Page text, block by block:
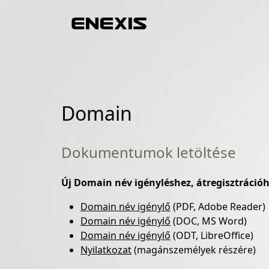
Domain
Dokumentumok letöltése
Új Domain név igényléshez,
Domain név igénylő (PDF, Adobe Reader)
Domain név igénylő (DOC, MS Word)
Domain név igénylő (ODT, LibreOffice)
Nyilatkozat(magánszemélyek részére)